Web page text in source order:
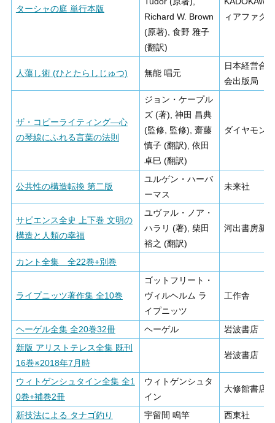
ターシャの庭 単行本版
Richard W. Brown
(原著), 食野 雅子
(翻訳)
ィアファク
人蕩し術 (ひとたらしじゅつ) 無能 唱元
日本経営合
会出版局
ザ・コピーライティング―心
の琴線にふれる言葉の法則
ジョン・ケープル
ズ (著), 神田 昌典
(監修, 監修), 齋藤
慎子 (翻訳), 依田
卓巳 (翻訳)
ダイヤモン
公共性の構造転換 第二版
ユルゲン・ハーバ
ーマス
未来社
サピエンス全史 上下巻 文明の
構造と人類の幸福
ユヴァル・ノア・
ハラリ (著), 柴田
裕之 (翻訳)
河出書房新社
カント全集 全22巻+別巻
ライプニッツ著作集 全10巻
ゴットフリート・
ヴィルヘルム ラ
イプニッツ
工作舎
ヘーゲル全集 全20巻32冊 ヘーゲル
岩波書店
新版 アリストテレス全集 既刊
16巻※2018年7月時
岩波書店
ウィトゲンシュタイン全集 全1
0巻+補巻2冊
ウィトゲンシュタ
イン
大修館書店
新技法による タナゴ釣り 宇留間 鳴竿
西東社